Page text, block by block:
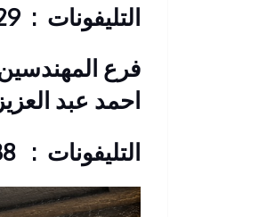
التليفونات : 26901129 – 01117172647
احمد عبد العزيز
التليفونات : 33368938 – 01210044703